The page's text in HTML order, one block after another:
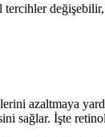
azaltmaya
sağlar. İşte